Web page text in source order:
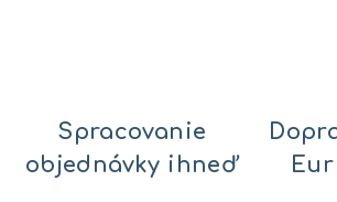
Spracovanie
objednávky ihneď